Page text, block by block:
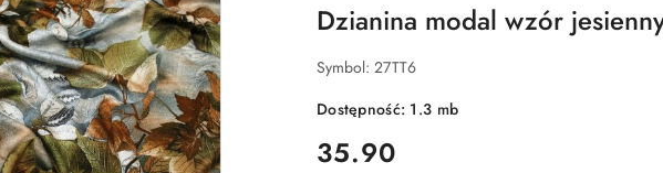
Dzianina modal wzór
Symbol: 27TT6
Dostępność: 1.3 mb
cena:
35.90